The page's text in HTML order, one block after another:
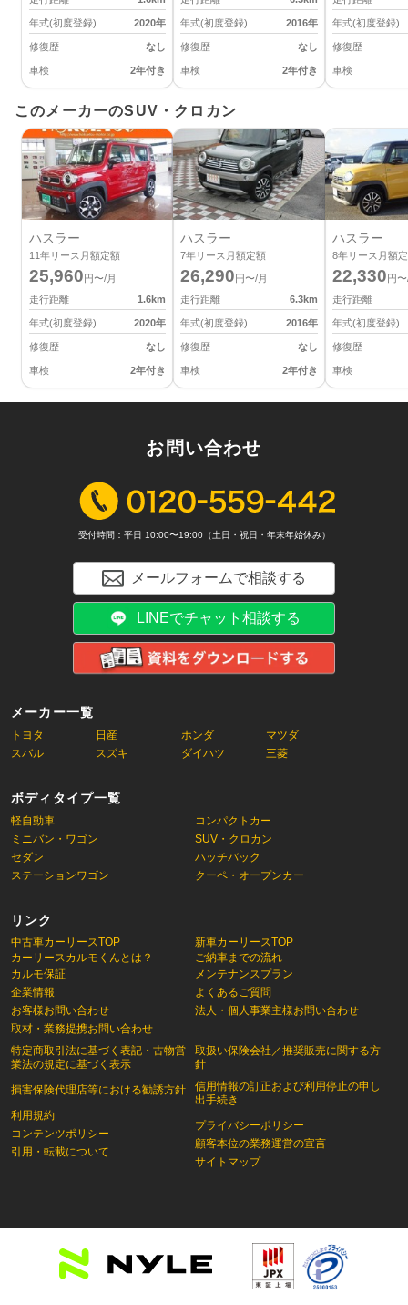
年式(初度登録) 2020年
修復歴 なし
車検 2年付き
年式(初度登録) 2016年
修復歴 なし
車検 2年付き
年式(初度登録)
修復歴
車検
このメーカーのSUV・クロカン
ハスラー
11年リース月額定額
25,960円〜/月
走行距離
1.6km
年式(初度登録) 2020年
修復歴 なし
車検 2年付き
ハスラー
7年リース月額定額
26,290円〜/月
走行距離
6.3km
年式(初度登録) 2016年
修復歴 なし
車検 2年付き
ハスラー
8年リース月額
22,330円
走行距離
年式(初度登録)
修復歴
車検
メーカー一覧
トヨタ 日産 ホンダ
マツダ
スバル
スズキ ダイハツ 三菱
ボディタイプ一覧
軽自動車
コンパクトカー
ミニバン・ワゴン
SUV・クロカン
セダン
ハッチバック
ステーションワゴン
クーペ・オープンカー
リンク
中古車カーリースTOP
カーリースカルモくんとは？
新車カーリースTOP
ご納車までの流れ
カルモ保証
企業情報
お客様お問い合わせ
取材・業務提携お問い合わせ
特定商取引法に基づく表記・古物営
業法の規定に基づく表示
損害保険代理店等における勧誘方針
利用規約
コンテンツポリシー
引用・転載について
メンテナンスプラン
よくあるご質問
法人・個人事業主様お問い合わせ
取扱い保険会社／推奨販売に関する方
針
信用情報の訂正および利用停止の申し
出手続き
プライバシーポリシー
顧客本位の業務運営の宣言
サイトマップ
お問い合わせ
受付時間：平日 10:00〜19:00（土日・祝日・年末年始休み）
メールフォームで相談する
LINEでチャット相談する